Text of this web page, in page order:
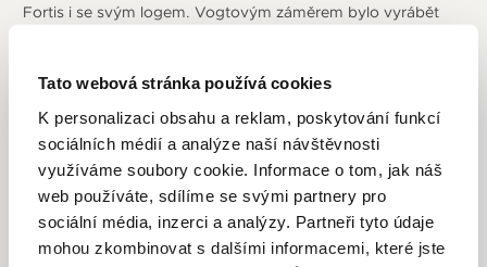
Tato webová stránka používá cookies
K personalizaci obsahu a reklam, poskytování funkcí
sociálních médií a analýze naší návštěvnosti
využíváme soubory cookie. Informace o tom, jak náš
web používáte, sdílíme se svými partnery pro
sociální média, inzerci a analýzy. Partneři tyto údaje
mohou zkombinovat s dalšími informacemi, které jste
Fortis i se svým logem. Vogtovým záměrem bylo vyrábět
náramkové automatické hodinky, jejíchž návrh připravil
angličan John Warwood. Cestu k letectví si začala
společnost budovat v roce 1987, kdy uvedla hodinky Flieger
Chronograph. Hodinky byly zpětně oceněny 1. cenou
European Aviation Watch Award v roce 2004. Dnes hodinky
Fortis používá více než 60 vojenských letek světa (např. 11
švýcarská letku a německá „72 Westfalen“), a v kolekci
hodinek nesou označení Aviatis. Avšak neskočilo to pouze